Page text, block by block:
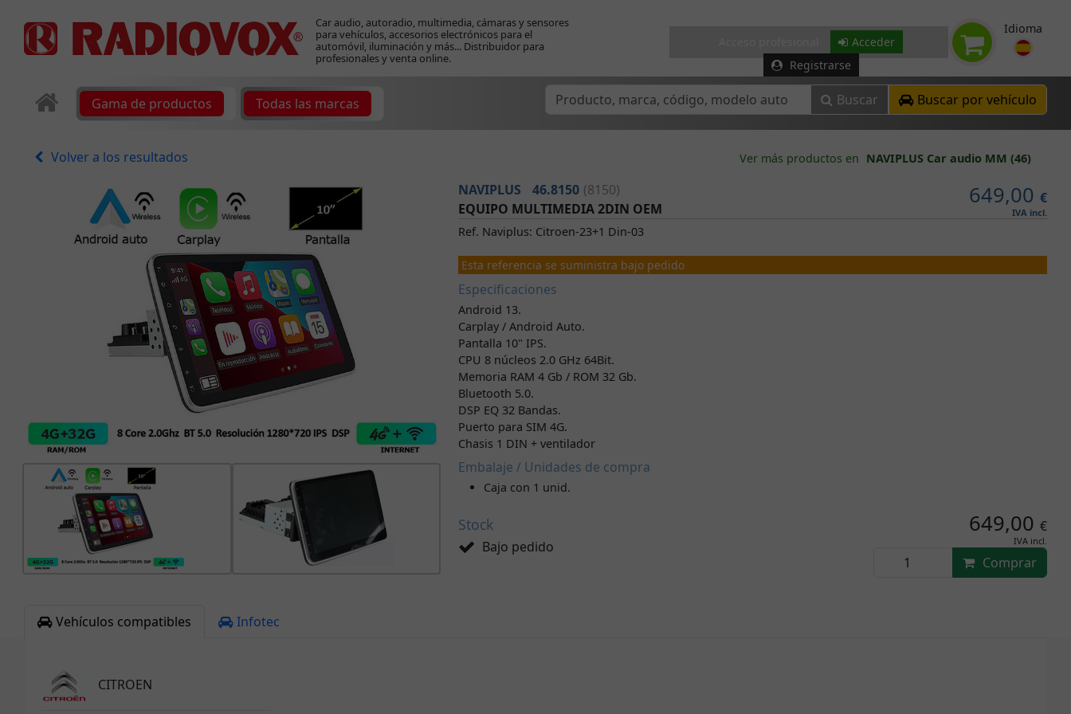
Car audio, autoradio, multimedia, cámaras y sensores
para vehículos, accesorios electrónicos para el
automóvil, iluminación y más... Distribuidor para
profesionales y venta online.
Acceder
Registrarse
Idioma
Gama de productos Todas las marcas Buscar Buscar por vehículo
Volver a los resultados Ver más productos en NAVIPLUS Car audio MM (46)
NAVIPLUS 46.8150 (8150) 649,00 €
IVA incl.
EQUIPO MULTIMEDIA 2DIN OEM
Ref. Naviplus: Citroen-23+1 Din-03
Esta referencia se suministra bajo pedido
Especificaciones
Android 13.
Carplay / Android Auto.
Pantalla 10" IPS.
CPU 8 núcleos 2.0 GHz 64Bit.
Memoria RAM 4 Gb / ROM 32 Gb.
Bluetooth 5.0.
DSP EQ 32 Bandas.
Puerto para SIM 4G.
Chasis 1 DIN + ventilador
Embalaje / Unidades de compra
Caja con 1 unid.
Stock
Bajo pedido
649,00 €
IVA incl.
Comprar
Vehículos compatibles Infotec
CITROEN